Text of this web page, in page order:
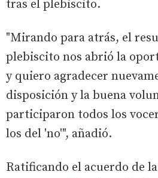
tras el plebiscito.
"Mirando para atrás, el
plebiscito nos abrió la
y quiero agradecer
disposición y la buena
participaron todos los
los del 'no'", añadió.
Ratificando el acuerdo de la